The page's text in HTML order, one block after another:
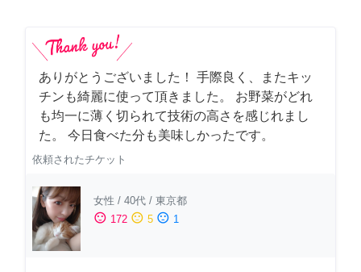
ありがとうございました！ 手際良く、またキッ
チンも綺麗に使って頂きました。 お野菜がどれ
も均一に薄く切られて技術の高さを感じれまし
た。 今日食べた分も美味しかったです。
依頼されたチケット
女性 / 40代 / 東京都
sentiment_satisfied 172 sentiment_neutral 5 sentiment_dissatisfied 1